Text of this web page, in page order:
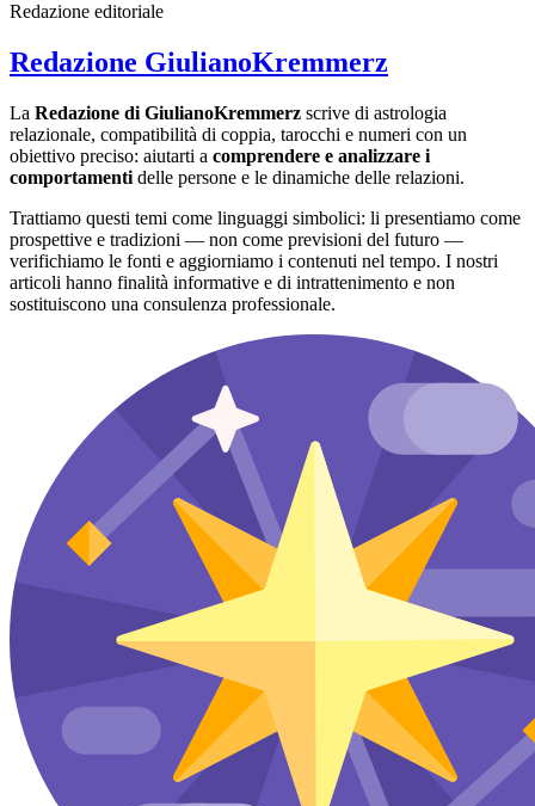
Redazione editoriale
Redazione GiulianoKremmerz
La Redazione di GiulianoKremmerz scrive di astrologia
relazionale, compatibilità di coppia, tarocchi e numeri con un
obiettivo preciso: aiutarti a comprendere e analizzare i
comportamenti delle persone e le dinamiche delle relazioni.
Trattiamo questi temi come linguaggi simbolici: li presentiamo come
prospettive e tradizioni — non come previsioni del futuro —
verifichiamo le fonti e aggiorniamo i contenuti nel tempo. I nostri
articoli hanno finalità informative e di intrattenimento e non
sostituiscono una consulenza professionale.